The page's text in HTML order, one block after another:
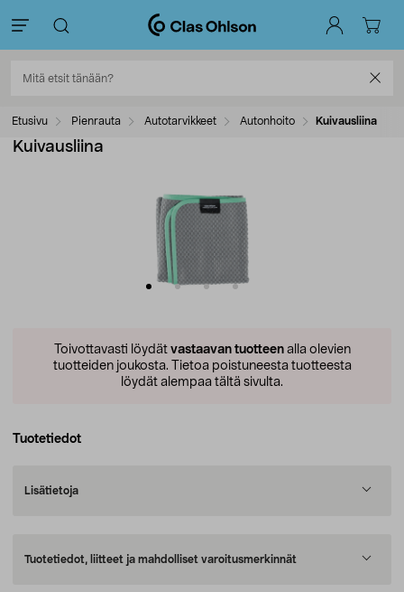
Etusivu Pienrauta Autotarvikkeet Autonhoito Kuivausliina
Kuivausliina
Toivottavasti löydät vastaavan tuotteenalla olevien
tuotteiden joukosta. Tietoa poistuneesta tuotteesta
löydät alempaa tältä sivulta.
Tuotetiedot
Lisätietoja
Tuotetiedot, liitteet ja mahdolliset varoitusmerkinnät